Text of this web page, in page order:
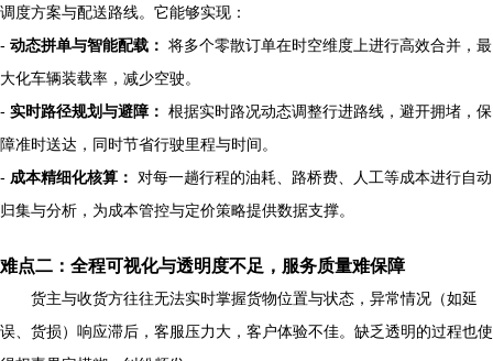
调度方案与配送路线。它能够实现：
- 动态拼单与智能配载： 将多个零散订单在时空维度上进行高效合并，最
大化车辆装载率，减少空驶。
- 实时路径规划与避障： 根据实时路况动态调整行进路线，避开拥堵，保
障准时送达，同时节省行驶里程与时间。
- 成本精细化核算：
对每一趟行程的油耗、路桥费、人工等成本进行自动
归集与分析，为成本管控与定价策略提供数据支撑。
难点二：全程可视化与透明度不足，服务质量难保障
货主与收货方往往无法实时掌握货物位置与状态，异常情况（如延
误、货损）响应滞后，客服压力大，客户体验不佳。缺乏透明的过程也使